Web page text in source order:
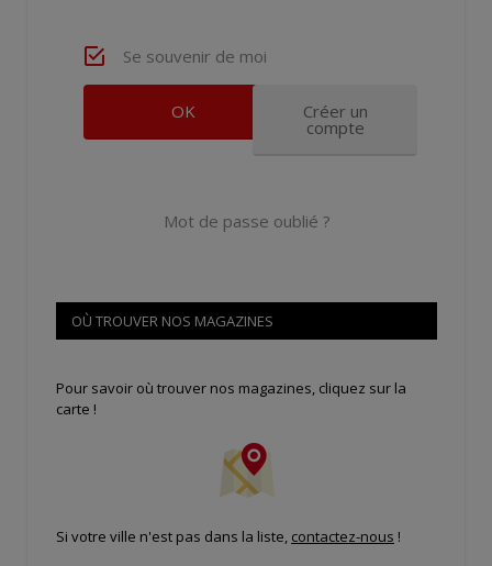
Se souvenir de moi
Créer un
compte
Mot de passe oublié ?
OÙ TROUVER NOS MAGAZINES
Pour savoir où trouver nos magazines, cliquez sur la
carte !
Si votre ville n'est pas dans la liste, contactez-nous !